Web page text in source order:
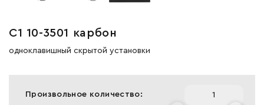
С1 10-3501 карбон
одноклавишный скрытой установки
Произвольное количество: